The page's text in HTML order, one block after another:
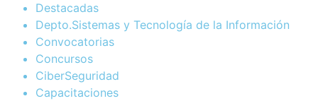
Destacadas
Depto.Sistemas y Tecnología de la Información
Convocatorias
Concursos
CiberSeguridad
Capacitaciones